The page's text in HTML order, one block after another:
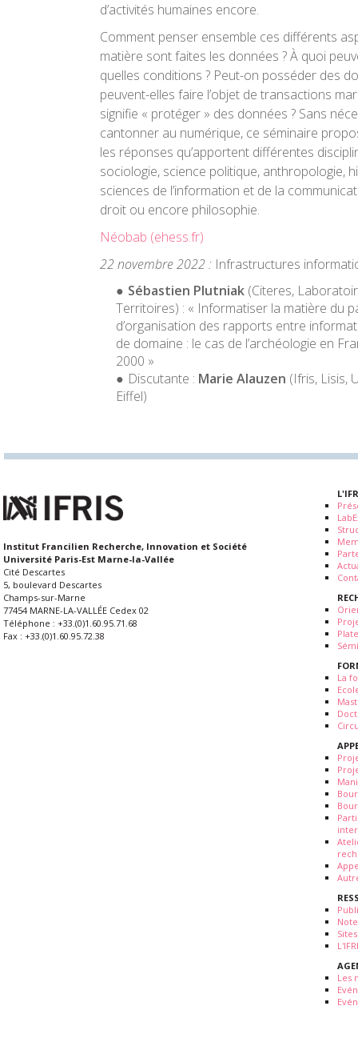
d’activités humaines encore.
Comment penser ensemble ces différents
matière sont faites les données ? À quoi
quelles conditions ? Peut-on posséder des
peuvent-elles faire l’objet de transactions
signifie « protéger » des données ? Sans
cantonner au numérique, ce séminaire
les réponses qu’apportent différentes
sociologie, science politique, anthropologie,
sciences de l’information et de la
droit ou encore philosophie.
Néobab (ehess.fr)
22 novembre 2022 : Infrastructures
Sébastien Plutniak (Citeres,
Territoires) : « Informatiser la matière du
d’organisation des rapports entre
de domaine : le cas de l’archéologie en
2000 »
Discutante : Marie Alauzen (Ifris, Lisis,
Eiffel)
Institut Francilien Recherche, Innovation et Société
Université Paris-Est Marne-la-Vallée
Cité Descartes
5, boulevard Descartes
Champs-sur-Marne
77454 MARNE-LA-VALLÉE Cedex 02
Téléphone : +33.(0)1.60.95.71.68
Fax : +33.(0)1.60.95.72.38
La
Les